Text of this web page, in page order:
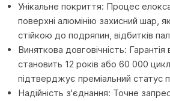
Унікальне покриття: Процес
поверхні алюмінію захисний шар,
стійкою до подряпин, відбитків
Виняткова довговічність:
становить 12 років або 60 000
підтверджує преміальний статус
Надійність з'єднання: Точне